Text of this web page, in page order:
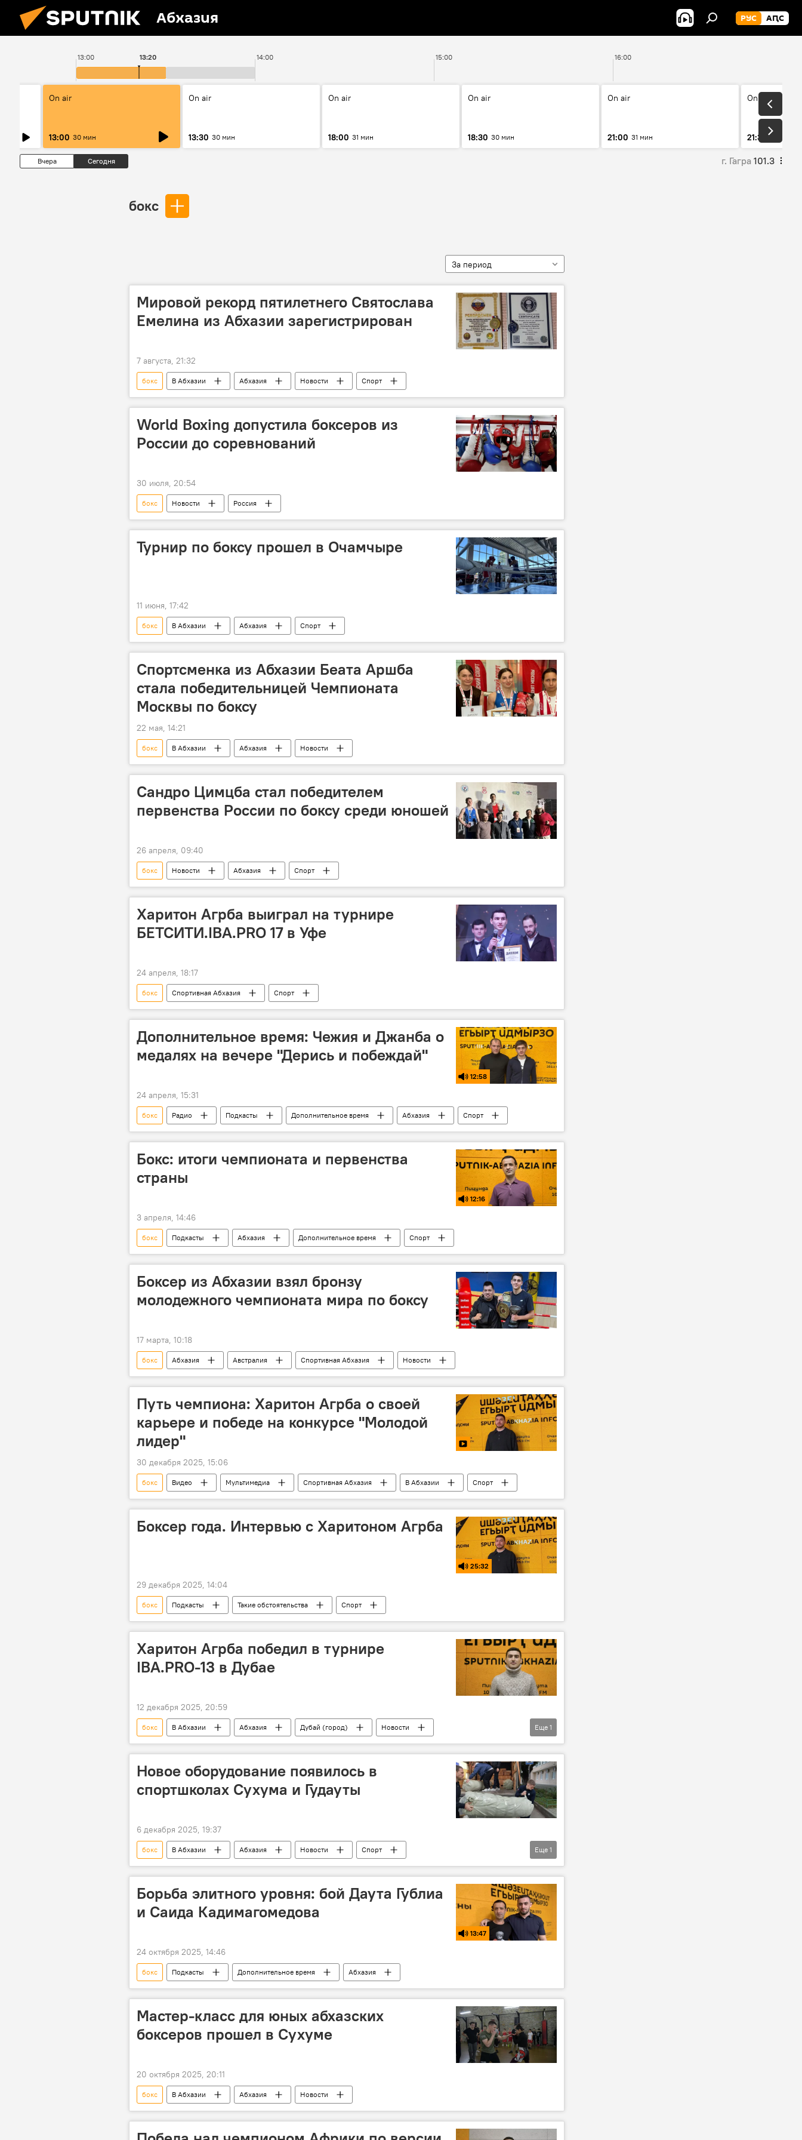
Абхазия РУС АԤС
13:00 14:00 15:00 16:00
13:20
On air
13:00 30 мин
On air
13:30 30 мин
On air
18:00 31 мин
On air
18:30 30 мин
On air
21:00 31 мин
On air
21:30
Вчера Сегодня г. Гагра 101.3
бокс
За период
Мировой рекорд пятилетнего Святослава
Емелина из Абхазии зарегистрирован
7 августа, 21:32
бокс В Абхазии Абхазия Новости Спорт
World Boxing допустила боксеров из
России до соревнований
30 июля, 20:54
бокс Новости Россия
Турнир по боксу прошел в Очамчыре
11 июня, 17:42
бокс В Абхазии Абхазия Спорт
Спортсменка из Абхазии Беата Аршба
стала победительницей Чемпионата
Москвы по боксу
22 мая, 14:21
бокс В Абхазии Абхазия Новости
Сандро Цимцба стал победителем
первенства России по боксу среди юношей
26 апреля, 09:40
бокс Новости Абхазия Спорт
Харитон Агрба выиграл на турнире
БЕТСИТИ.IBA.PRO 17 в Уфе
24 апреля, 18:17
бокс Спортивная Абхазия Спорт
Дополнительное время: Чежия и Джанба о
медалях на вечере "Дерись и побеждай"
12:58
24 апреля, 15:31
бокс Радио Подкасты Дополнительное время Абхазия Спорт
Бокс: итоги чемпионата и первенства
страны
12:16
3 апреля, 14:46
бокс Подкасты Абхазия Дополнительное время Спорт
Боксер из Абхазии взял бронзу
молодежного чемпионата мира по боксу
17 марта, 10:18
бокс Абхазия Австралия Спортивная Абхазия Новости
Путь чемпиона: Харитон Агрба о своей
карьере и победе на конкурсе "Молодой
лидер"
30 декабря 2025, 15:06
бокс Видео Мультимедиа Спортивная Абхазия В Абхазии Спорт
Боксер года. Интервью с Харитоном Агрба
25:32
29 декабря 2025, 14:04
бокс Подкасты Такие обстоятельства Спорт
Харитон Агрба победил в турнире
IBA.PRO-13 в Дубае
12 декабря 2025, 20:59
бокс В Абхазии Абхазия Дубай (город)
Новости
Спортивная Абхазия
Еще 1
Новое оборудование появилось в
спортшколах Сухума и Гудауты
6 декабря 2025, 19:37
бокс В Абхазии Абхазия Новости
Спорт
Федерация бокса Абхазии
Спортивная Абхазия
Еще 1
Борьба элитного уровня: бой Даута Гублиа
и Саида Кадимагомедова
13:47
24 октября 2025, 14:46
бокс Подкасты Дополнительное время Абхазия
Мастер-класс для юных абхазских
боксеров прошел в Сухуме
20 октября 2025, 20:11
бокс В Абхазии Абхазия Новости